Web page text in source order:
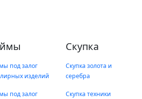
под залог
изделий
под залог
Скупка
Скупка золота и
серебра
Скупка техники